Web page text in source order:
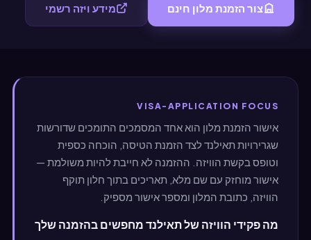
צור הזמנת מלון חינם מידע ויזה רשמי
VISA-APPLICATION FOCUS
אישור הזמנת מלון הוא אחד המסמכים התומכים שדורשות
שגרירויות תאילנד לצד הזמנת הטיסה, הוכחה כספית
וטופס בקשת הוויזה. ההזמנה לא חייבת להיות משולמת —
אישור מוחזק עם שם מלא, תאריכים בתוך חלון תוקף
הוויזה, כתובת המלון ומספר אישור מספיק.
מה פקידי הוויזה של תאילנד מחפשים בהזמנה שלך